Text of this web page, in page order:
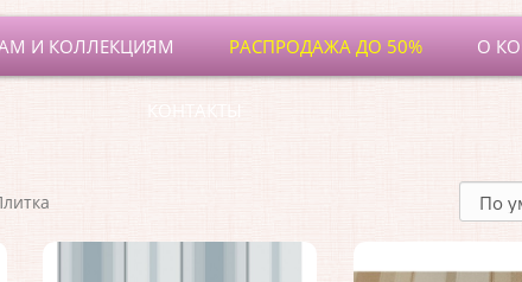
И КОЛЛЕКЦИЯМ РАСПРОДАЖА ДО 50% О
КОНТАКТЫ